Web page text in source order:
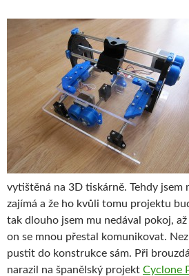
vytištěná na 3D tiskárně. Tehdy jsem
zajímá a že ho kvůli tomu projektu
tak dlouho jsem mu nedával pokoj,
on se mnou přestal komunikovat.
pustit do konstrukce sám. Při
narazil na španělský projekt Cyclone